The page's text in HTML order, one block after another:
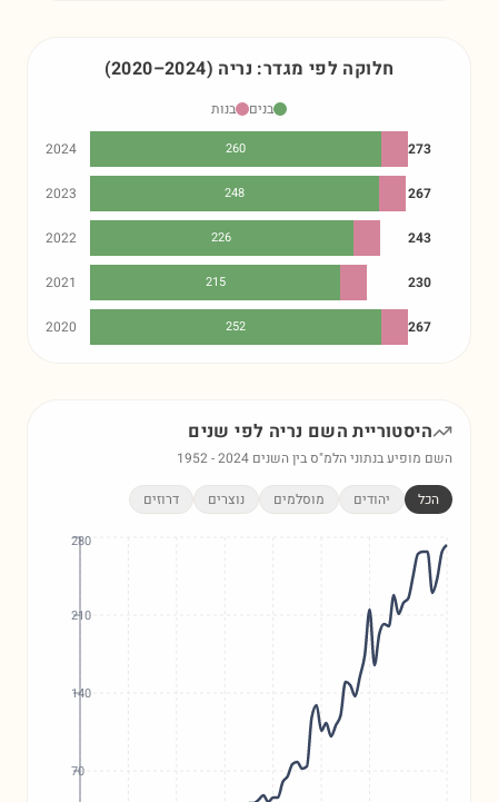
חלוקה לפי מגדר: נריה (2020–2024)
בנים
בנות
2024
260 273
2023 248 267
2022 226 243
2021 215 230
2020 252 267
היסטוריית השם נריה לפי שנים
השם מופיע בנתוני הלמ"ס בין השנים 1952-2024
הכל יהודים מוסלמים נוצרים דרוזים
70
140
210
280